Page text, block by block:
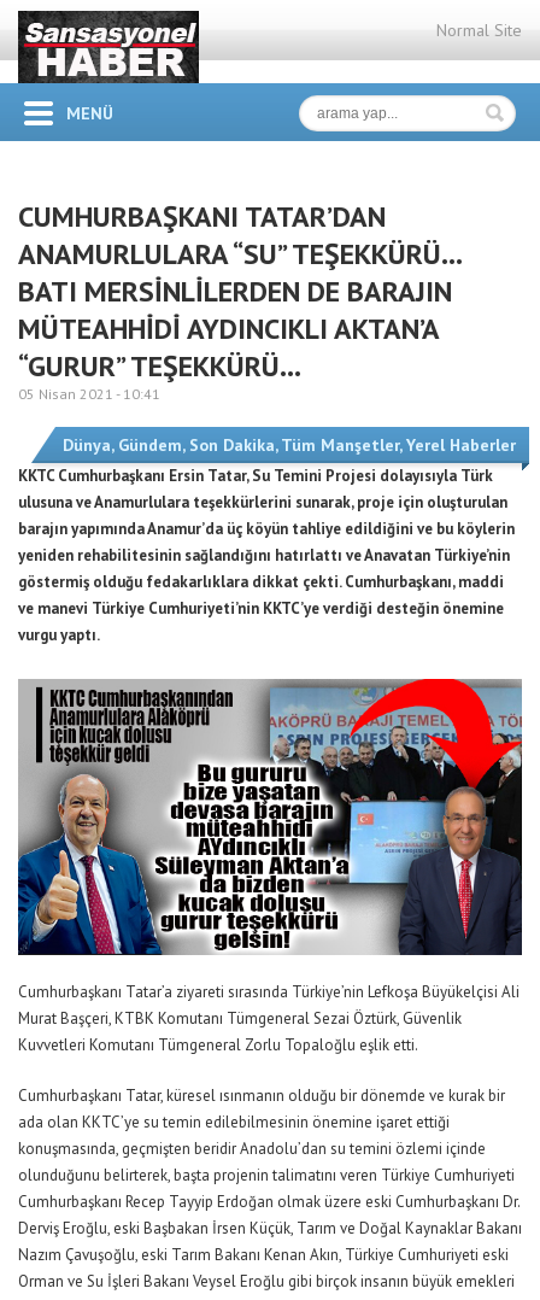
Normal Site
MENÜ
CUMHURBAŞKANI TATAR’DAN
ANAMURLULARA “SU” TEŞEKKÜRÜ…
BATI MERSİNLİLERDEN DE BARAJIN
MÜTEAHHİDİ AYDINCIKLI AKTAN’A
“GURUR” TEŞEKKÜRÜ…
05 Nisan 2021 - 10:41
Dünya, Gündem, Son Dakika,Tüm Manşetler,Yerel Haberler
KKTC Cumhurbaşkanı Ersin Tatar, Su Temini Projesi dolayısıyla Türk
ulusuna ve Anamurlulara teşekkürlerini sunarak, proje için oluşturulan
barajın yapımında Anamur’da üç köyün tahliye edildiğini ve bu köylerin
yeniden rehabilitesinin sağlandığını hatırlattı ve Anavatan Türkiye’nin
göstermiş olduğu fedakarlıklara dikkat çekti. Cumhurbaşkanı, maddi
ve manevi Türkiye Cumhuriyeti’nin KKTC’ye verdiği desteğin önemine
vurgu yaptı.
Cumhurbaşkanı Tatar’a ziyareti sırasında Türkiye’nin Lefkoşa Büyükelçisi Ali
Murat Başçeri, KTBK Komutanı Tümgeneral Sezai Öztürk, Güvenlik
Kuvvetleri Komutanı Tümgeneral Zorlu Topaloğlu eşlik etti.
Cumhurbaşkanı Tatar, küresel ısınmanın olduğu bir dönemde ve kurak bir
ada olan KKTC’ye su temin edilebilmesinin önemine işaret ettiği
konuşmasında, geçmişten beridir Anadolu’dan su temini özlemi içinde
olunduğunu belirterek, başta projenin talimatını veren Türkiye Cumhuriyeti
Cumhurbaşkanı Recep Tayyip Erdoğan olmak üzere eski Cumhurbaşkanı Dr.
Derviş Eroğlu, eski Başbakan İrsen Küçük, Tarım ve Doğal Kaynaklar Bakanı
Nazım Çavuşoğlu, eski Tarım Bakanı Kenan Akın, Türkiye Cumhuriyeti eski
Orman ve Su İşleri Bakanı Veysel Eroğlu gibi birçok insanın büyük emekleri